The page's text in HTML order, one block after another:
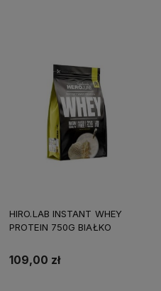
HIRO.LAB INSTANT WHEY
PROTEIN 750G BIAŁKO
109,00 zł